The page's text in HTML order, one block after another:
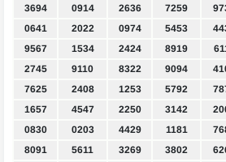
3694
0914 2636 7259
0641
2022 0974 5453
9567
1534 2424 8919
2745
9110 8322 9094
7625
2408 1253 5792
1657
4547 2250 3142
0830
0203 4429 1181
8091
5611 3269 3802